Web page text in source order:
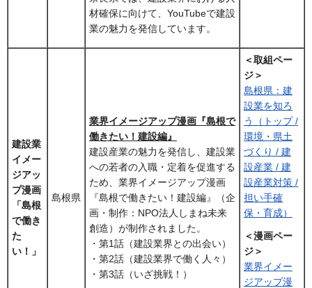
材確保に向けて、YouTubeで建設
業の魅力を発信しています。
建設業
イメー
ジアッ
プ漫画
「島根
で働き
た
い！」
島根県
業界イメージアップ漫画『島根で
働きたい！建設編』
建設産業の魅力を発信し、建設業
への若者の入職・定着を促進する
ため、業界イメージアップ漫画
『島根で働きたい！建設編』（企
画・制作：NPO法人しまね未来
創造）が制作されました。
・第1話（建設業界との出会い）
・第2話（建設業界で働く人々）
・第3話（いざ挑戦！）
＜取組ペー
ジ＞
島根県：建
設業を知ろ
う（トップ /
環境・県土
づくり / 建
設産業 / 建
設産業対策 /
担い手確
保・育成）
＜漫画ペー
ジ＞
業界イメー
ジアップ漫